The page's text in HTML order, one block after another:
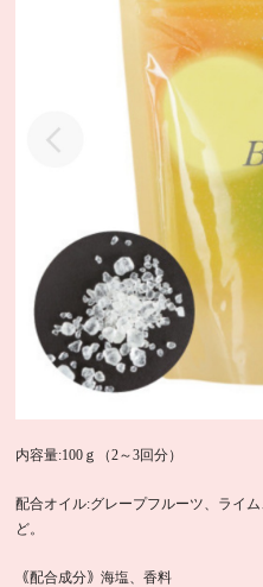
内容量:100ｇ（2～3回分）
配合オイル:グレープフルーツ、ライ
ど。
｟配合成分｠海塩、香料